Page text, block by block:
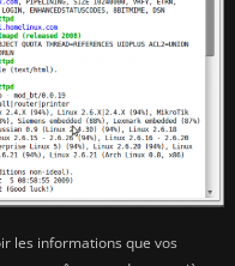
les informations que vos